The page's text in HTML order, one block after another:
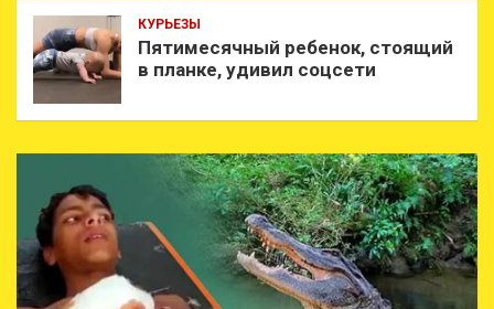
КУРЬЕЗЫ
Пятимесячный ребенок, стоящий
в планке, удивил соцсети